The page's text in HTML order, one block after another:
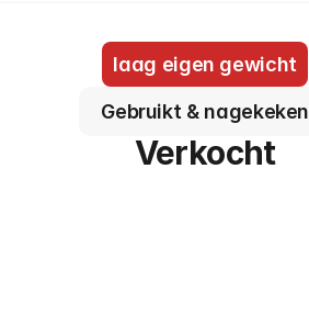
laag eigen gewicht
Gebruikt & nagekeken
Verkocht